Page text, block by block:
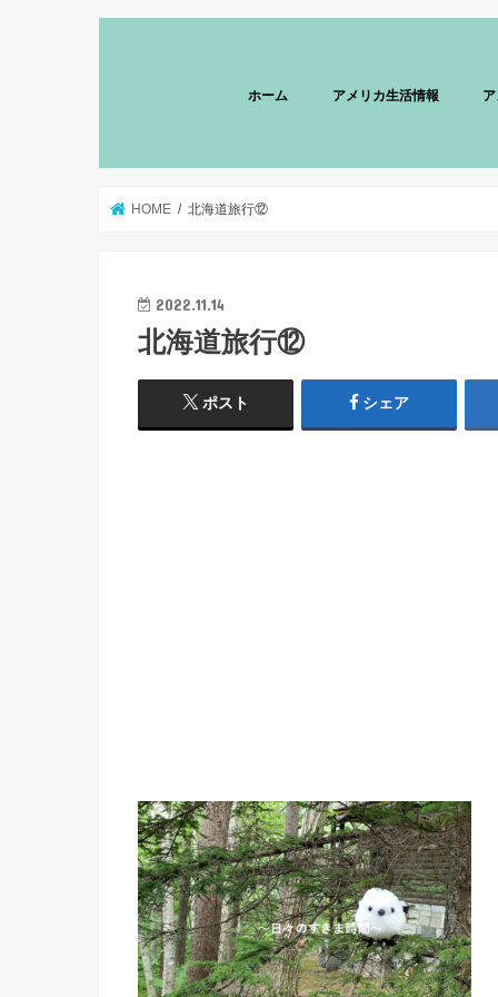
ホーム アメリカ生活情報
HOME 北海道旅行⑫
2022.11.14
北海道旅行⑫
ポスト シェア